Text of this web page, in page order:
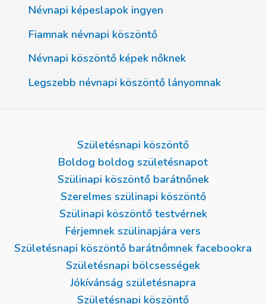
Névnapi képeslapok ingyen
Fiamnak névnapi köszöntő
Névnapi köszöntő képek nőknek
Legszebb névnapi köszöntő lányomnak
Születésnapi köszöntő
Boldog boldog születésnapot
Szülinapi köszöntő barátnőnek
Szerelmes szülinapi köszöntő
Szülinapi köszöntő testvérnek
Férjemnek szülinapjára vers
Születésnapi köszöntő barátnőmnek facebookra
Születésnapi bölcsességek
Jókívánság születésnapra
Születésnapi köszöntő